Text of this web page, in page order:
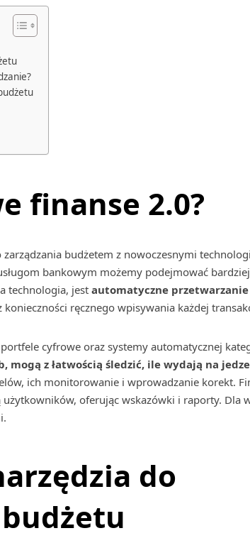
finanse 2.0?
budżetem z nowoczesnymi
bankowym możemy podejmować
technologia, jestautomatyczne
ręcznego wpisywania każdej
cyfrowe oraz systemy automatycznej
z łatwością śledzić, ile wydają na
ich monitorowanie i wprowadzanie korekt.
oferując wskazówki i raporty. Dla
do